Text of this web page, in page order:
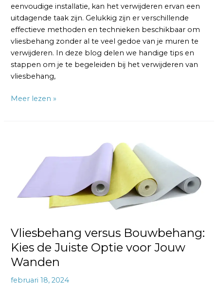
eenvoudige installatie, kan het verwijderen ervan een
uitdagende taak zijn. Gelukkig zijn er verschillende
effectieve methoden en technieken beschikbaar om
vliesbehang zonder al te veel gedoe van je muren te
verwijderen. In deze blog delen we handige tips en
stappen om je te begeleiden bij het verwijderen van
vliesbehang,
Meer lezen »
Vliesbehang versus Bouwbehang:
Kies de Juiste Optie voor Jouw
Wanden
februari 18, 2024
Bouwbehang:
Juiste
Jouw
Wanden